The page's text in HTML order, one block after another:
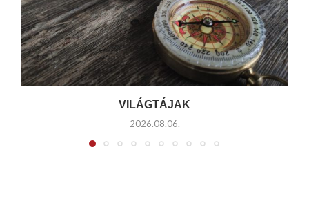
VILÁGTÁJAK
2026.08.06.